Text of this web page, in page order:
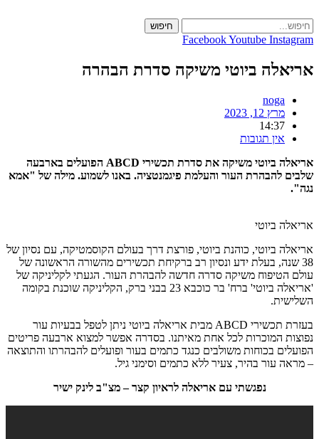
to
content
חיפוש
FacebookYoutube Instagram
אריאלה ביוטי משיקה סדרת הבהרה
noga
מרץ 12, 2023
14:37
אין תגובות
אריאלה ביוטי משיקה את סדרת תכשירי ABCD הפועלים בארבעה
שלבים להבהרת העור והעלמת פיגמנטציה. באנו לשמוע. מילה של "אמא
נגה".
אריאלה ביוטי
אריאלה ביוטי, כוהנת ביוטי, פורצת דרך בעולם הקוסמטיקה, עם נסיון של
38 שנה, בעלת ידע ונסיון רב ברקיחת תכשירים מהשורה הראשונה של
עולם הטיפוח משיקה סדרה חדשה להבהרת העור. הגעתי לקליניקה של
'אריאלה ביוטי' ברח' בר כוכבא 23 בבני ברק, הקליניקה שוכנת בקומה
השלישית.
בעזרת תכשירי ABCD מבית אריאלה ביוטי ניתן לטפל בבעיות עור
נפוצות המוכרות לכל אחת מאיתנו. בסדרה אפשר למצוא ארבעה פריטים
הפועלים בכוחות משולבים כנגד כתמים בעור ופועלים להבהרתו והתוצאה
– מראה עור בהיר, צעיר ללא כתמים וסימני גיל.
נפגשתי עם אריאלה לראיון קצר – מצ"ב לינק ישיר